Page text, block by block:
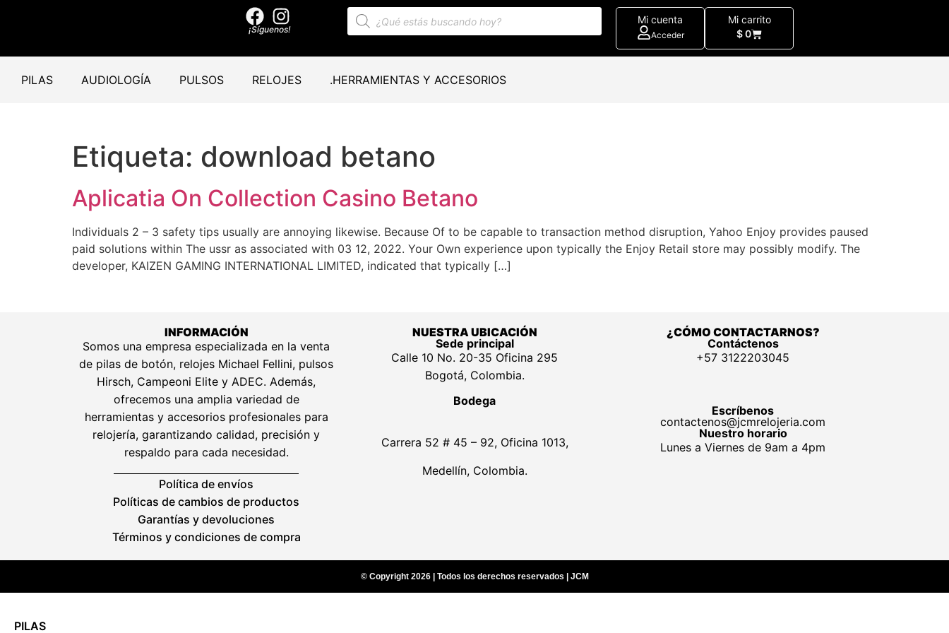
¡Síguenos!
Mi cuenta
Acceder
Mi carrito
$0
PILAS AUDIOLOGÍA PULSOS RELOJES .HERRAMIENTAS Y ACCESORIOS
Etiqueta: download betano
Aplicatia On Collection Casino Betano
Individuals 2 – 3 safety tips usually are annoying likewise. Because Of to be capable to transaction method disruption, Yahoo Enjoy provides paused
paid solutions within The ussr as associated with 03 12, 2022. Your Own experience upon typically the Enjoy Retail store may possibly modify. The
developer, KAIZEN GAMING INTERNATIONAL LIMITED, indicated that typically […]
INFORMACIÓN
Somos una empresa especializada en la venta
de pilas de botón, relojes Michael Fellini, pulsos
Hirsch, Campeoni Elite y ADEC. Además,
ofrecemos una amplia variedad de
herramientas y accesorios profesionales para
relojería, garantizando calidad, precisión y
respaldo para cada necesidad.
Política de envíos
Políticas de cambios de productos
Garantías y devoluciones
Términos y condiciones de compra
NUESTRA UBICACIÓN
Sede principal
Calle 10 No. 20-35 Oficina 295
Bogotá, Colombia.
Bodega
Carrera 52 # 45 – 92, Oficina 1013,
Medellín, Colombia.
¿CÓMO CONTACTARNOS?
Contáctenos
+57 3122203045
Escríbenos
contactenos@jcmrelojeria.com
Nuestro horario
Lunes a Viernes de 9am a 4pm
© Copyright 2026 | Todos los derechos reservados | JCM
PILAS